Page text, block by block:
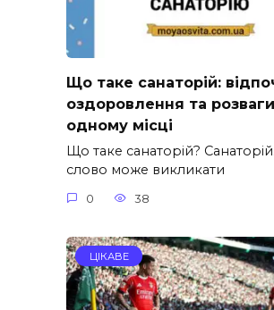
Що таке санаторій:
оздоровлення та
одному місці
Що таке санаторій?
слово може викликати
0 38
ЦІКАВЕ